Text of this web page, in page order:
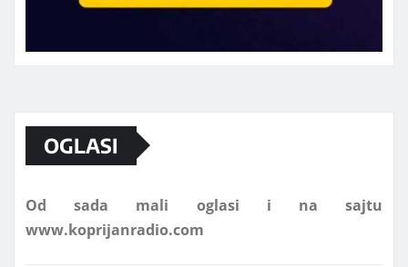
OGLASI
Od sada mali oglasi i na sajtu